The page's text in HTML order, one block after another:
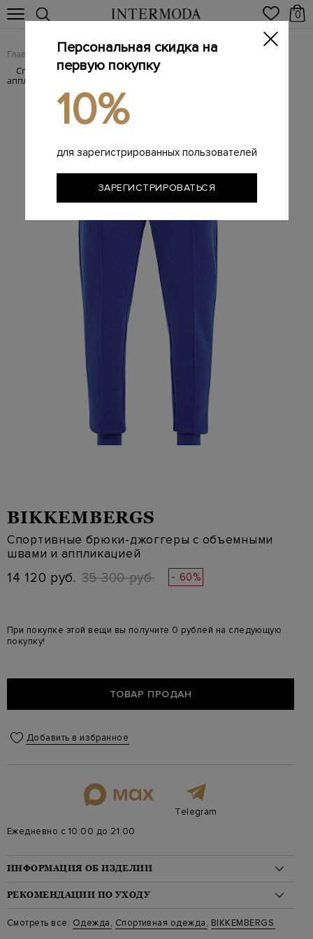
0
Главная Мужчинам / Одежда / Спортивная одежда
/ Спортивные брюки-джоггеры с объемными швами и
аппликацией
BIKKEMBERGS
Спортивные брюки-джоггеры с объемными
швами и аппликацией
14 120 руб. 35 300 руб. - 60%
При покупке этой вещи вы получите 0 рублей на следующую
покупку!
ТОВАР ПРОДАН
Добавить в избранное
Telegram
Ежедневно с 10:00 до 21:00
ИНФОРМАЦИЯ ОБ ИЗДЕЛИИ
Материал: хлопок 70%, полиэстер 30%
На модели: 184/100/70/98 на модели размер M
Стиль: Джоггеры
Цвет: Синий
РЕКОМЕНДАЦИИ ПО УХОДУ
Стирка: Деликатная стирка при температуре воды до 30
Смотреть все: Одежда, Спортивная одежда, BIKKEMBERGS
Персональная скидка на
первую покупку
10%
для зарегистрированных пользователей
ЗАРЕГИСТРИРОВАТЬСЯ